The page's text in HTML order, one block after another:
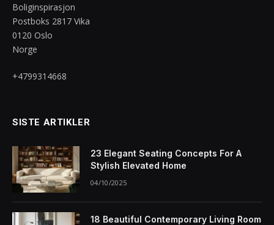
Boliginspirasjon
Postboks 2817 Vika
0120 Oslo
Norge
+4799314668
SISTE ARTIKLER
23 Elegant Seating Concepts For A
Stylish Elevated Home
04/10/2025
18 Beautiful Contemporary Living Room